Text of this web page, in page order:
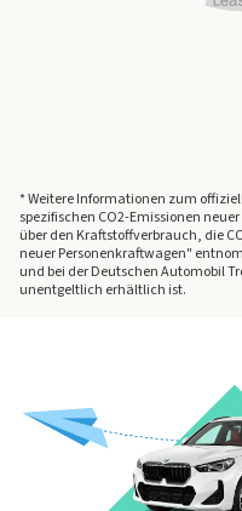
* Weitere Informationen zum
spezifischen CO2-Emissionen
über den Kraftstoffverbrauch, die
neuer Personenkraftwagen"
und bei der Deutschen Automobil
unentgeltlich erhältlich ist.